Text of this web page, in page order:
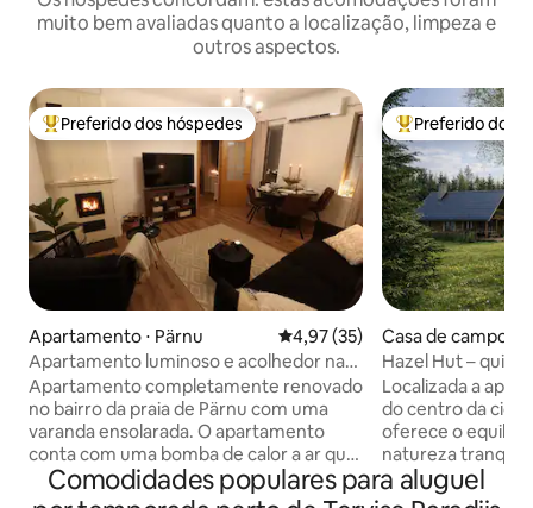
muito bem avaliadas quanto a localização, limpeza e
outros aspectos.
Entre os melhores preferidos dos hóspedes
Preferido dos hóspedes
Apartamento ⋅ Pärnu 4,97 de uma avaliação média
4,97 (35)
Apartamento luminoso e acolhedor na
área da praia de Pärnu
Apartamento completamente renovado
no bairro da praia de Pärnu com uma
varanda ensolarada. O apartamento
conta com uma bomba de calor a ar que
aquece e resfria. O quarto espaçoso
tem uma ampla cama de casal, e há
Entre os
Preferido dos
Casa de campo ⋅
nty
Hazel Hut –
sauna, 2 quartos
Localizada a
do centro da
oferece o
natureza
capital de verão da
pode relaxar na
Comodidades populares para aluguel